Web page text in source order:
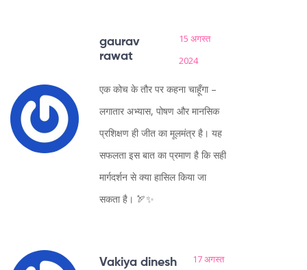
gaurav
rawat
15 अगस्त
2024
एक कोच के तौर पर कहना चाहूँगा –
लगातार अभ्यास, पोषण और मानसिक
प्रशिक्षण ही जीत का मूलमंत्र है। यह
सफलता इस बात का प्रमाण है कि सही
मार्गदर्शन से क्या हासिल किया जा
सकता है। 🏹✨
Vakiya dinesh
17 अगस्त